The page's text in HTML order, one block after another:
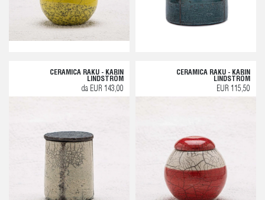
CERAMICA RAKU - KARIN
LINDSTRÖM
da EUR 143,00
CERAMICA RAKU - KARIN
LINDSTRÖM
EUR 115,50